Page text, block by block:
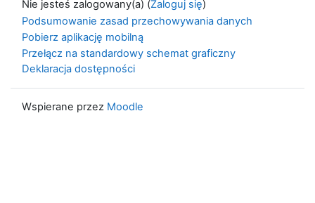
Nie jesteś zalogowany(a) (Zaloguj się)
Podsumowanie zasad przechowywania danych
Pobierz aplikację mobilną
Przełącz na standardowy schemat graficzny
Deklaracja dostępności
Wspierane przez Moodle